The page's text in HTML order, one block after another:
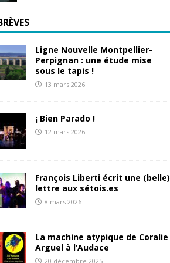
Ligne Nouvelle Montpellier-
Perpignan : une étude mise
sous le tapis !
13 mars 2026
¡ Bien Parado !
12 mars 2026
François Liberti écrit une (belle)
lettre aux sétois.es
8 mars 2026
La machine atypique de Coralie
Arguel à l’Audace
20 décembre 2025